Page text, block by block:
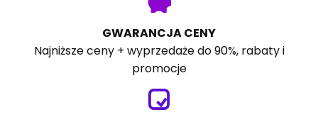
GWARANCJA CENY
Najniższe ceny + wyprzedaże do 90%, rabaty i
promocje